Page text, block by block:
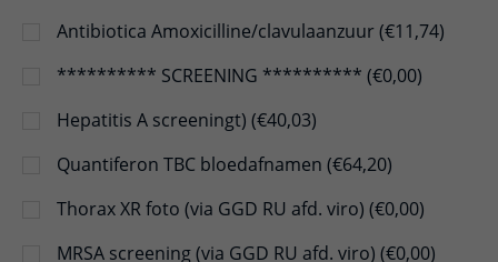
Antibiotica Amoxicilline/clavulaanzuur (€11,74)
********** SCREENING ********** (€0,00)
Hepatitis A screeningt) (€40,03)
Quantiferon TBC bloedafnamen (€64,20)
Thorax XR foto (via GGD RU afd. viro) (€0,00)
MRSA screening (via GGD RU afd. viro) (€0,00)